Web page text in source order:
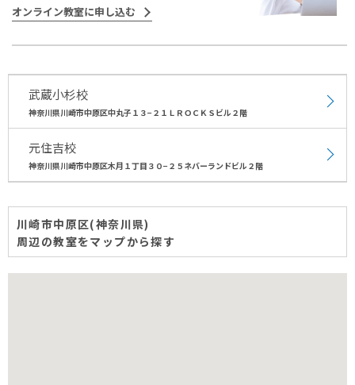
オンライン教室に申し込む
武蔵小杉校
神奈川県川崎市中原区中丸子１３−２１ＬＲＯＣＫＳビル２階
元住吉校
神奈川県川崎市中原区木月１丁目３０−２５ネバーランドビル２階
川崎市中原区(神奈川県)
周辺の教室をマップから探す